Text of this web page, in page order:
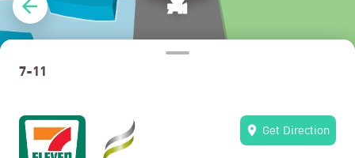
Mobile
Other